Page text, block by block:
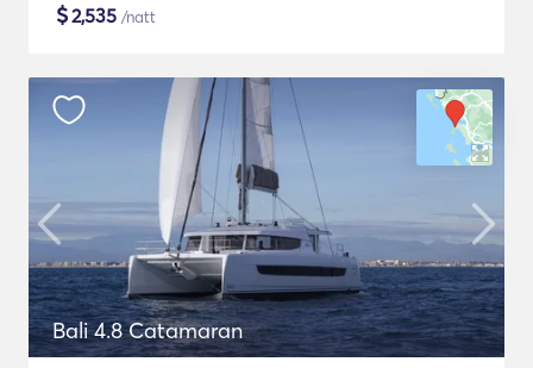
$2,535 /natt
Bali 4.8 Catamaran